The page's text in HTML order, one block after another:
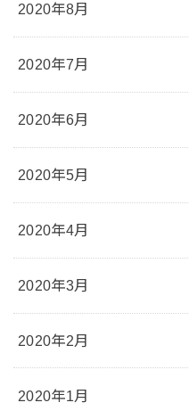
2020年8月
2020年7月
2020年6月
2020年5月
2020年4月
2020年3月
2020年2月
2020年1月